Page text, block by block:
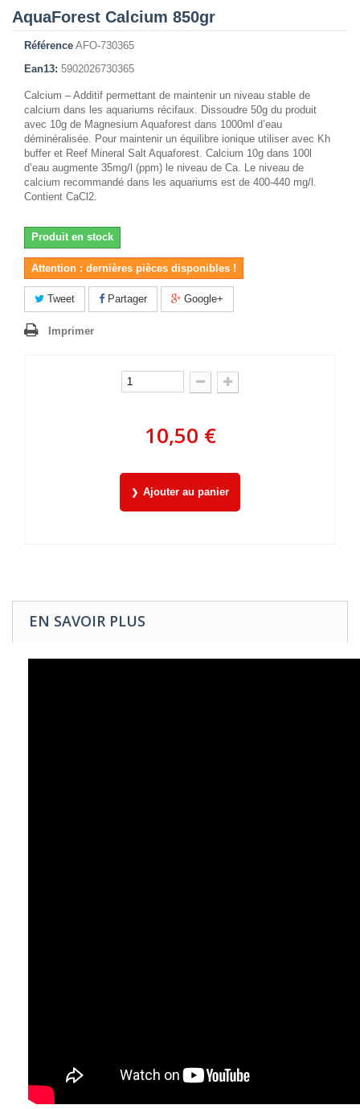
AquaForest Calcium 850gr
Référence AFO-730365
Ean13: 5902026730365
Calcium – Additif permettant de maintenir un niveau stable de
calcium dans les aquariums récifaux. Dissoudre 50g du produit
avec 10g de Magnesium Aquaforest dans 1000ml d’eau
déminéralisée. Pour maintenir un équilibre ionique utiliser avec Kh
buffer et Reef Mineral Salt Aquaforest. Calcium 10g dans 100l
d’eau augmente 35mg/l (ppm) le niveau de Ca. Le niveau de
calcium recommandé dans les aquariums est de 400-440 mg/l.
Contient CaCl2.
Produit en stock
Attention : dernières pièces disponibles !
Tweet Partager Google+
Imprimer
10,50 €
Ajouter au panier
EN SAVOIR PLUS